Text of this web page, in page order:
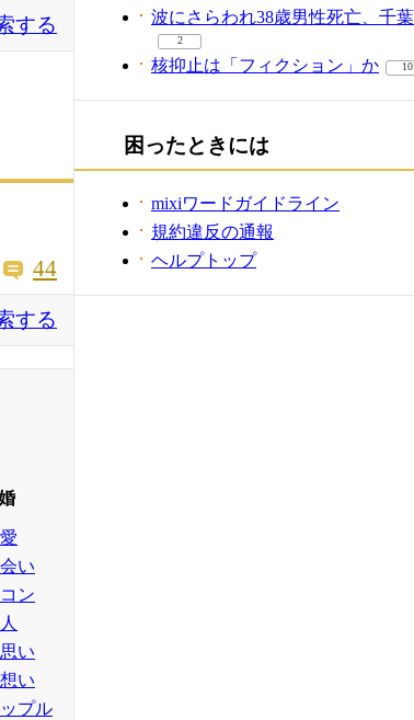
する
44
する
い
ン
い
い
プル
波にさらわれ38歳男性死亡、千葉
2
核抑止は「フィクション」か 10
困ったときには
mixiワードガイドライン
規約違反の通報
ヘルプトップ